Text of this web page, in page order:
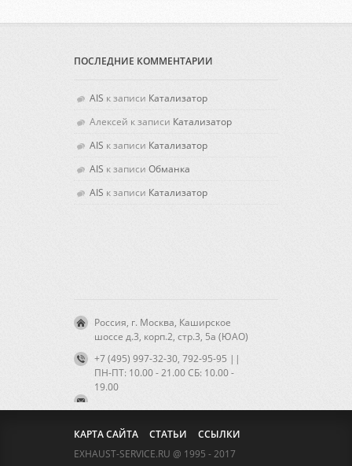
ПОСЛЕДНИЕ КОММЕНТАРИИ
AIS к записи Катализатор
Алексей к записи Катализатор
AIS к записи Катализатор
AIS к записи Обманка
AIS к записи Катализатор
Россия, г. Москва, Каширское
шоссе д.3, корп.2, стр.3, 5а (ЮАО)
+7 (495) 997-32-30, 792-95-95 ||
ПН-ПТ: 10.00 - 21.00 CБ: 10.00 -
19.00
КАРТА САЙТА СТАТЬИ
ССЫЛКИ
EXHAUST-SERVICE.RU @ 1995 - 2017